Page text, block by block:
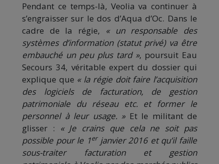
Pendant ce temps-là, Veolia va continuer à
s’engraisser sur le dos d’Aqua d’Oc. Dans le
cadre de la régie, « un responsable des
systèmes d’information (statut privé) va être
embauché un peu plus tard », poursuit Eau
Secours 34, véritable expert du dossier qui
explique que « la régie doit faire l’acquisition
des logiciels de facturation, de gestion
patrimoniale du réseau etc. et former le
personnel à leur usage. »Et le militant de
glisser :
« Je crains que cela ne soit pas
possible pour le 1erjanvier 2016 et qu’il faille
sous-traiter facturation et gestion